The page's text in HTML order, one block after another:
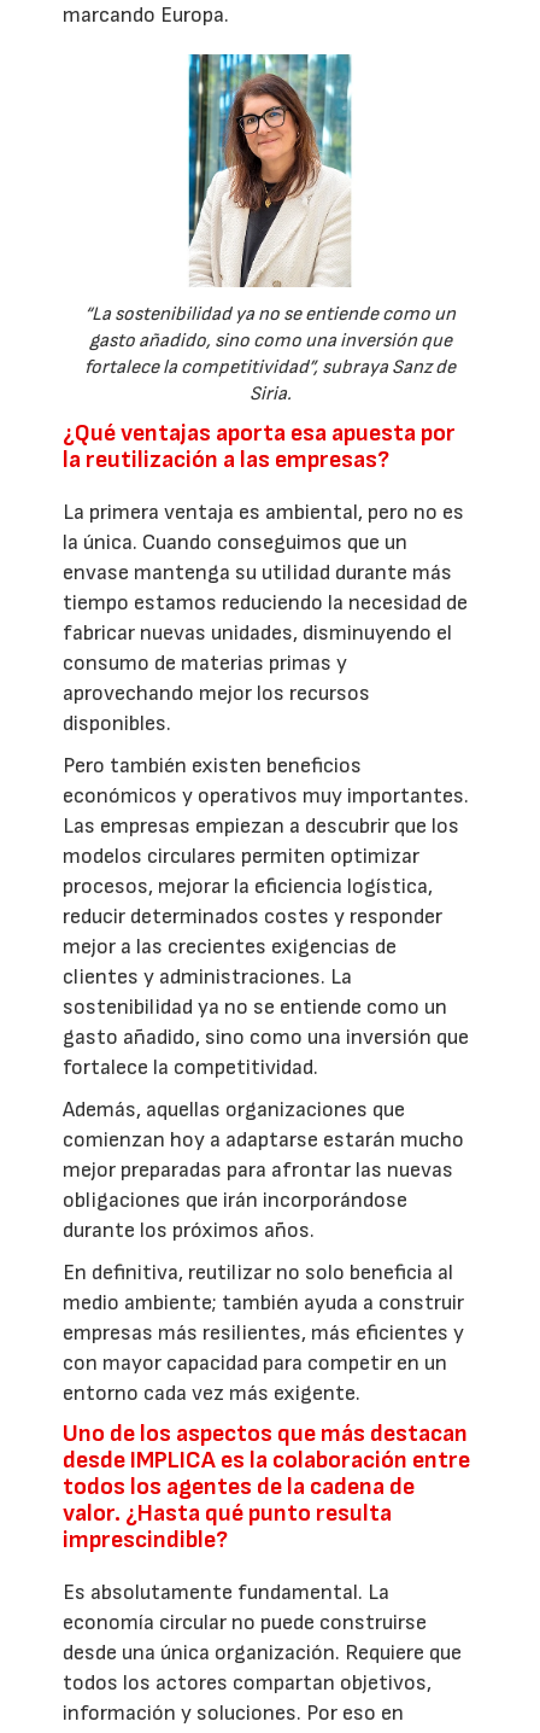
marcando Europa.
“La sostenibilidad ya no se entiende como un
gasto añadido, sino como una inversión que
fortalece la competitividad”, subraya Sanz de
Siria.
¿Qué ventajas aporta esa apuesta por
la reutilización a las empresas?
La primera ventaja es ambiental, pero no es
la única. Cuando conseguimos que un
envase mantenga su utilidad durante más
tiempo estamos reduciendo la necesidad de
fabricar nuevas unidades, disminuyendo el
consumo de materias primas y
aprovechando mejor los recursos
disponibles.
Pero también existen beneficios
económicos y operativos muy importantes.
Las empresas empiezan a descubrir que los
modelos circulares permiten optimizar
procesos, mejorar la eficiencia logística,
reducir determinados costes y responder
mejor a las crecientes exigencias de
clientes y administraciones. La
sostenibilidad ya no se entiende como un
gasto añadido, sino como una inversión que
fortalece la competitividad.
Además, aquellas organizaciones que
comienzan hoy a adaptarse estarán mucho
mejor preparadas para afrontar las nuevas
obligaciones que irán incorporándose
durante los próximos años.
En definitiva, reutilizar no solo beneficia al
medio ambiente; también ayuda a construir
empresas más resilientes, más eficientes y
con mayor capacidad para competir en un
entorno cada vez más exigente.
Uno de los aspectos que más destacan
desde IMPLICA es la colaboración entre
todos los agentes de la cadena de
valor. ¿Hasta qué punto resulta
imprescindible?
Es absolutamente fundamental. La
economía circular no puede construirse
desde una única organización. Requiere que
todos los actores compartan objetivos,
información y soluciones. Por eso en